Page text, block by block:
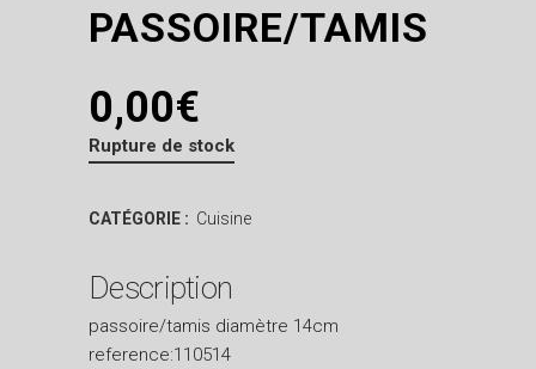
PASSOIRE/TAMIS
0,00€
Rupture de stock
CATÉGORIE : Cuisine
Description
passoire/tamis diamètre 14cm
reference:110514